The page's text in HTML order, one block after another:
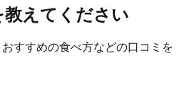
教えてください
すすめの食べ方などの口コミを